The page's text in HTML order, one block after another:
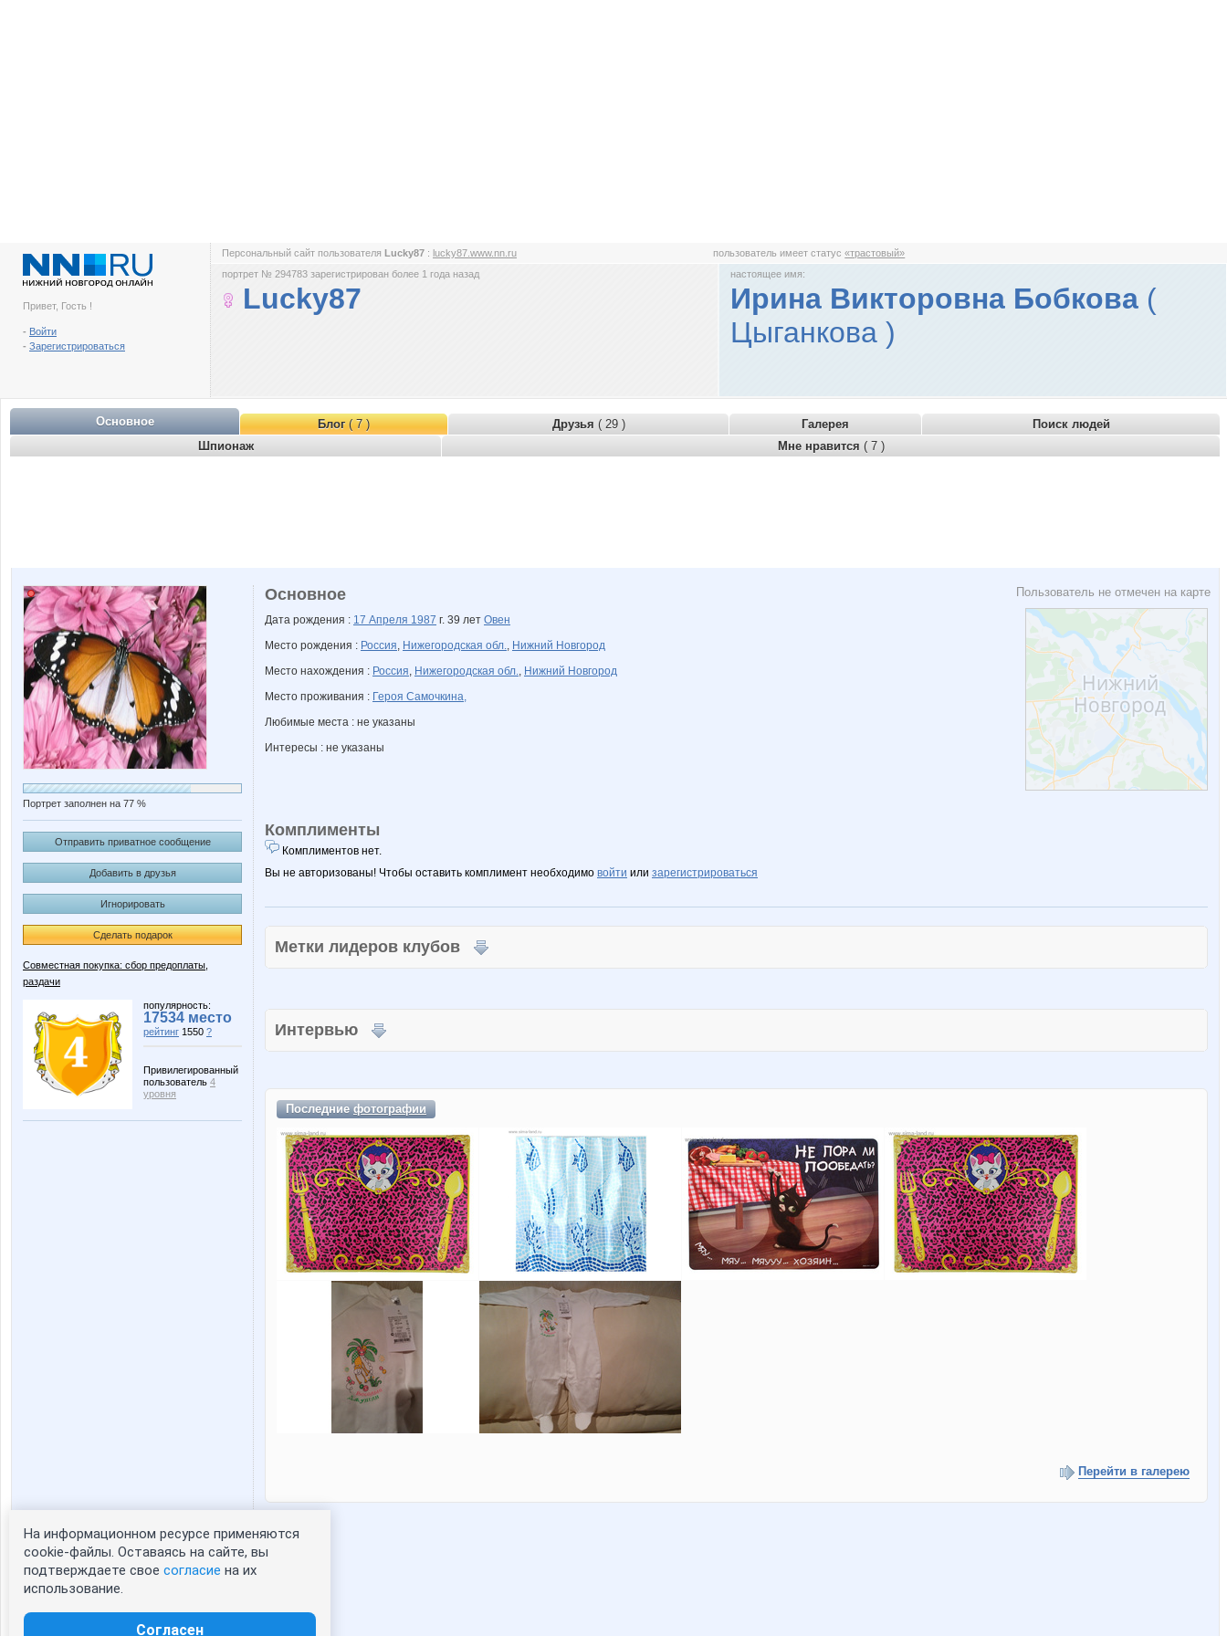
Привет, Гость !
- Войти
- Зарегистрироваться
Персональный сайт пользователя Lucky87 : lucky87.www.nn.ru пользователь имеет статус«трастовый»
портрет № 294783 зарегистрирован более 1 года назад
Lucky87
настоящее имя:
Ирина Викторовна Бобкова (
Цыганкова )
Основное Блог( 7 ) Друзья ( 29 ) Галерея
Поиск людей
Шпионаж
Мне нравится ( 7 )
Портрет заполнен на 77 %
Отправить приватное сообщение
Добавить в друзья
Игнорировать
Сделать подарок
Совместная покупка: сбор предоплаты,
раздачи
популярность:
17534 место
рейтинг 1550 ?
Привилегированный
пользователь 4
уровня
Статистика портрета:
сейчас просматривают портрет - 0
зарегистрированные пользователи
Пользователь не отмечен на карте
Основное
Дата рождения : 17 Апреля 1987 г. 39 лет Овен
Место рождения : Россия, Нижегородская обл., Нижний Новгород
Место нахождения : Россия, Нижегородская обл., Нижний Новгород
Место проживания : Героя Самочкина,
Любимые места : не указаны
Интересы : не указаны
Комплименты
Комплиментов нет.
Вы не авторизованы! Чтобы оставить комплимент необходимо войти или зарегистрироваться
Метки лидеров клубов
Интервью
Последниефотографии
Перейти в галерею
На информационном ресурсе применяются
cookie-файлы. Оставаясь на сайте, вы
подтверждаете свое согласие на их
использование.
Согласен